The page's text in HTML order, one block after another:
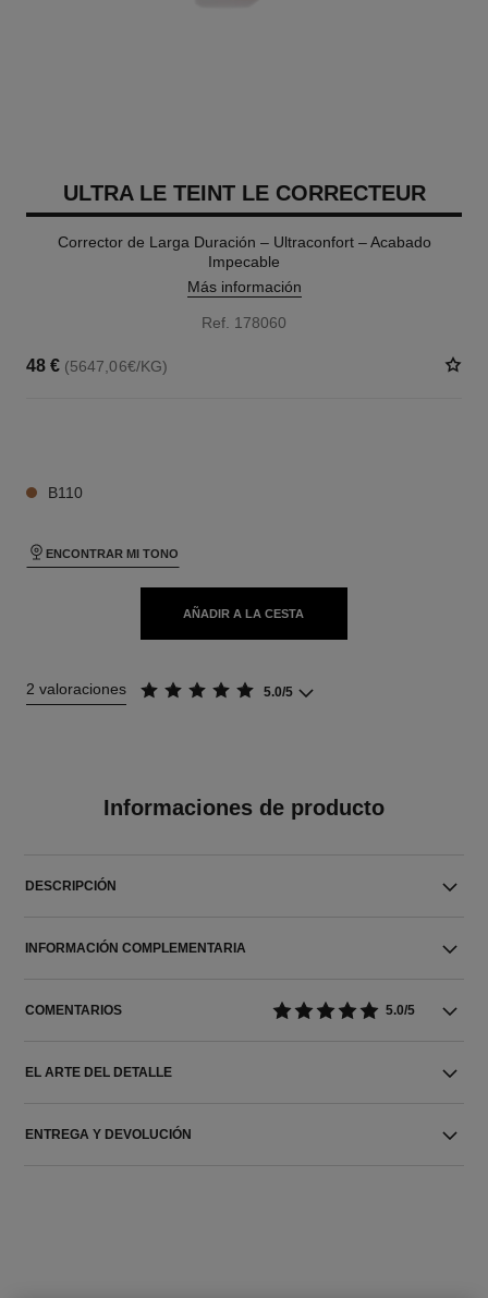
ULTRA LE TEINT LE CORRECTEUR
Corrector de Larga Duración – Ultraconfort – Acabado
Impecable
Más información
Ref. 178060
48 € (5647,06€/KG)
B110
ENCONTRAR MI TONO
AÑADIR A LA CESTA
2 valoraciones 5.0/5
Informaciones de producto
DESCRIPCIÓN
INFORMACIÓN COMPLEMENTARIA
COMENTARIOS 5.0/5
EL ARTE DEL DETALLE
ENTREGA Y DEVOLUCIÓN